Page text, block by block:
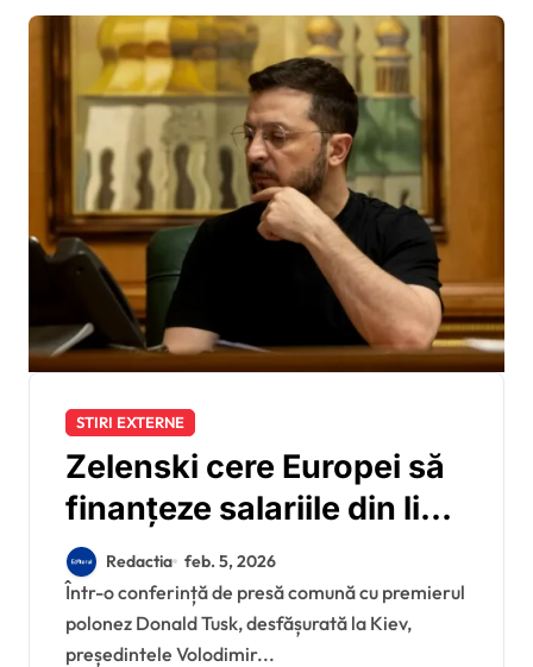
STIRI EXTERNE
Zelenski cere Europei să
finanțeze salariile din linia
întâi: „pentru că armata
ucraineană face parte din
securitatea Europei”
Redactia feb. 5, 2026
Într-o conferință de presă comună cu premierul
polonez Donald Tusk, desfășurată la Kiev,
președintele Volodimir...